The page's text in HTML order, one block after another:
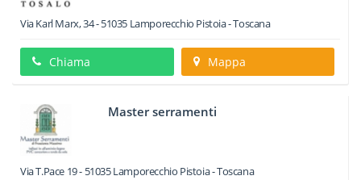
Via Karl Marx, 34-51035 Lamporecchio Pistoia -Toscana
Chiama Mappa
Master serramenti
Via T.Pace 19- 51035Lamporecchio Pistoia -Toscana